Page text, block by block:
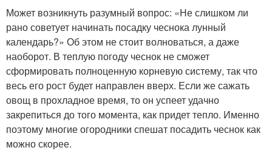
Может возникнуть разумный вопрос: «Не слишком ли
рано советует начинать посадку чеснока лунный
календарь?» Об этом не стоит волноваться, а даже
наоборот. В теплую погоду чеснок не сможет
сформировать полноценную корневую систему, так что
весь его рост будет направлен вверх. Если же сажать
овощ в прохладное время, то он успеет удачно
закрепиться до того момента, как придет тепло. Именно
поэтому многие огородники спешат посадить чеснок как
можно скорее.